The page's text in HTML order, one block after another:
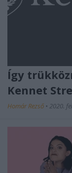
Így
Kennet
Homár Rezső • 2020.